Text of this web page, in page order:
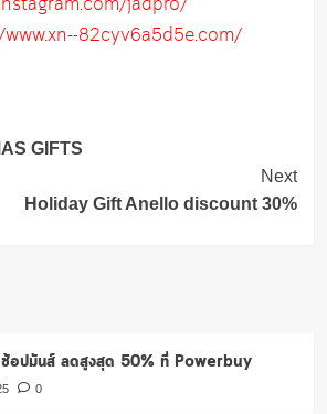
82cyv6a5d5e.com/
GIFTS
Next
Holiday Gift Anello discount 30%
ปมันส์ ลดสูงสุด 50% ที่ Powerbuy
0